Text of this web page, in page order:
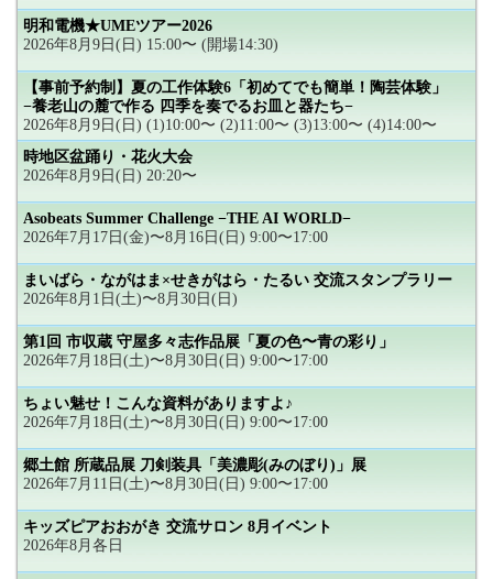
明和電機★UMEツアー2026
2026年8月9日(日) 15:00〜 (開場14:30)
【事前予約制】夏の工作体験6「初めてでも簡単！陶芸体験」
−養老山の麓で作る 四季を奏でるお皿と器たち−
2026年8月9日(日) (1)10:00〜 (2)11:00〜 (3)13:00〜 (4)14:00〜
時地区盆踊り・花火大会
2026年8月9日(日) 20:20〜
Asobeats Summer Challenge −THE AI WORLD−
2026年7月17日(金)〜8月16日(日) 9:00〜17:00
まいばら・ながはま×せきがはら・たるい 交流スタンプラリー
2026年8月1日(土)〜8月30日(日)
第1回 市収蔵 守屋多々志作品展「夏の色〜青の彩り」
2026年7月18日(土)〜8月30日(日) 9:00〜17:00
ちょい魅せ！こんな資料がありますよ♪
2026年7月18日(土)〜8月30日(日) 9:00〜17:00
郷土館 所蔵品展 刀剣装具「美濃彫(みのぼり)」展
2026年7月11日(土)〜8月30日(日) 9:00〜17:00
キッズピアおおがき 交流サロン 8月イベント
2026年8月各日